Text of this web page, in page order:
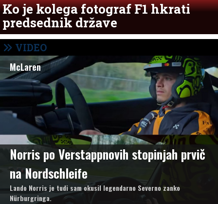
Ko je kolega fotograf F1 hkrati
predsednik države
VIDEO
McLaren
Norris po Verstappnovih stopinjah prvič
na Nordschleife
Lando Norris je tudi sam okusil legendarno Severno zanko
Nürburgringa.